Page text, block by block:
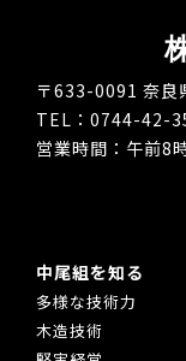
〒633-0091 奈良
TEL：0744-42-
営業時間：午前8
中尾組を知る
多様な技術力
木造技術